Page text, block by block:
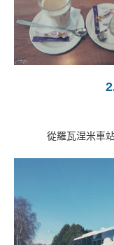
從羅瓦涅米車